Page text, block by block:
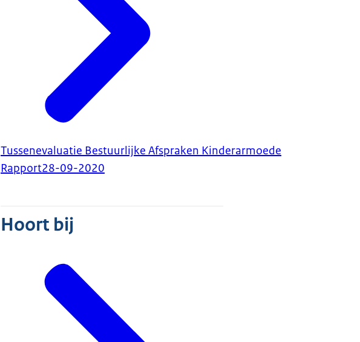
Tussenevaluatie Bestuurlijke Afspraken Kinderarmoede
Rapport28-09-2020
Hoort bij